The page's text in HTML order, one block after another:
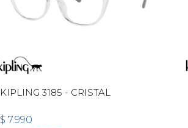
KIPLING 3185 - CRISTAL
$ 7.990